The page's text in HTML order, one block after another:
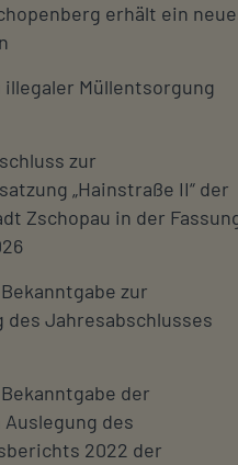
erhält ein
illegaler Müllentsorgung
zur
„Hainstraße II“ der
Zschopau in der
zur
des Jahresabschlusses
der
des
2022 der